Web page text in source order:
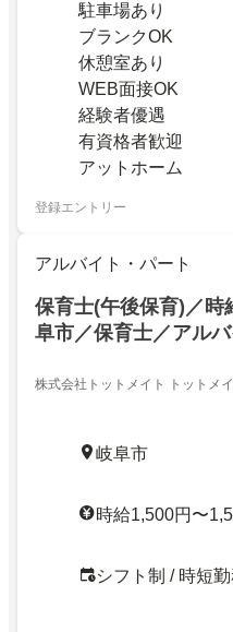
駐車場あり
ブランクOK
休憩室あり
WEB面接OK
経験者優遇
有資格者歓迎
アットホーム
登録エントリー
アルバイト・パート
保育士(午後保育)／時
阜市／保育士／アル
制度あり／負担を減
株式会社トットメイト トットメ
岐阜市
時給1,500円〜
シフト制 / 時短